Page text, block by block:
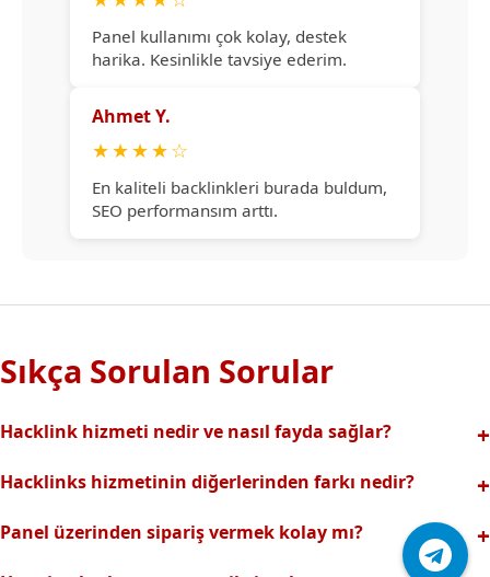
Panel kullanımı çok kolay, destek
harika. Kesinlikle tavsiye ederim.
Ahmet Y.
★★★★☆
En kaliteli backlinkleri burada buldum,
SEO performansım arttı.
Sıkça Sorulan Sorular
Hacklink hizmeti nedir ve nasıl fayda sağlar?
backlinklerle sitenizin arama motorlarındaki
sıralamalarınız hızlıca yükselir.
Hacklinks hizmetinin diğerlerinden farkı nedir?
riski olmadan, en kaliteli ve etkili backlinkler sunuyoruz.
Profesyonel ekibimizle hızlı destek sağlanır.Ayrıca Daha
Panel üzerinden sipariş vermek kolay mı?
Hacklinks paneli kullanıcı dostu arayüzüyle kolayca sipariş